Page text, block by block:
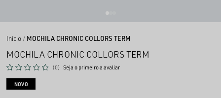
Início MOCHILA CHRONIC COLLORS TERM
MOCHILA CHRONIC COLLORS TERM
(0) Seja o primeiro a avaliar
NOVO